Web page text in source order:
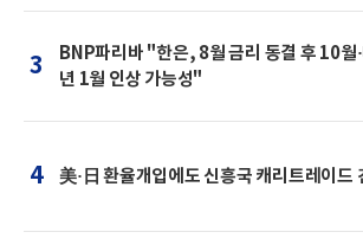
3
BNP파리바 "한은, 8월 금리 동결 후 10월·
년 1월 인상 가능성"
4 美·日 환율개입에도 신흥국 캐리트레이드